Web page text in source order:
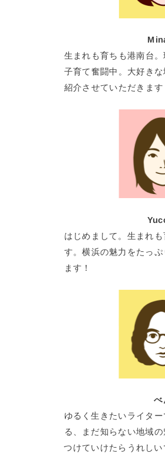
生まれも育ちも港南台
子育て奮闘中。大好き
紹介させていただきます
はじめまして。生まれ
す。横浜の魅力をたっ
ます！
べ
ゆるく生きたいライタ
る、まだ知らない地域
つけていけたらうれしい